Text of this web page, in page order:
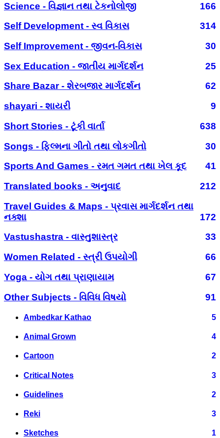
Science - વિજ્ઞાન તથા ટેકનોલોજી
166
Self Development - સ્વ વિકાસ
314
Self Improvement - જીવન-વિકાસ
30
Sex Education - જાતીય માર્ગદર્શન
25
Share Bazar - શેરબજાર માર્ગદર્શન
62
shayari - શાયરી
9
Short Stories - ટૂંકી વાર્તા
638
Songs - ફિલ્મના ગીતો તથા લોકગીતો
30
Sports And Games - રમત ગમત તથા ખેલ કૂદ
41
Translated books - અનુવાદ
212
Travel Guides & Maps - પ્રવાસ માર્ગદર્શન તથા
નક્શા
172
Vastushastra - વાસ્તુશાસ્ત્ર
33
Women Related - સ્ત્રી ઉપયોગી
66
Yoga - યોગ તથા પ્રાણાયામ
67
Other Subjects - વિવિધ વિષયો
91
Ambedkar Kathao 5
Animal Grown 4
Cartoon 2
Critical Notes 3
Guidelines 2
Reki 3
Sketches 1